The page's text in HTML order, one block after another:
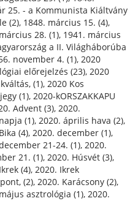
25. - a Kommunista Kiáltvány
(2), 1848. március 15. (4),
28. (1), 1941. március
a II. Világháborúba
november 4. (1), 2020
előrejelzés (23), 2020
(1), 2020 Kos
(1), 2020-kORSZAKKAPU
Advent (3), 2020.
(1), 2020. április hava (2),
(4), 2020. december (1),
21-24. (1), 2020.
21. (1), 2020. Húsvét (3),
(4), 2020. Ikrek
(2), 2020. Karácsony (2),
asztrológia (1), 2020.